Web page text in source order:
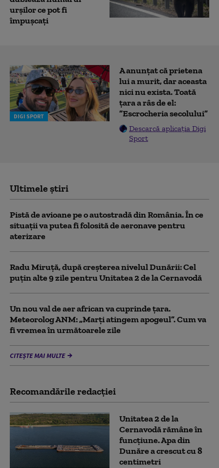
urșilor ce pot fi
împușcați
DIGI SPORT
A anunțat că prietena
lui a murit, dar aceasta
nici nu exista. Toată
țara a râs de el:
”Escrocheria secolului”
Descarcă aplicația Digi
Sport
Ultimele știri
Pistă de avioane pe o autostradă din România. În ce
situații va putea fi folosită de aeronave pentru
aterizare
Radu Miruță, după creșterea nivelul Dunării: Cel
puțin alte 9 zile pentru Unitatea 2 de la Cernavodă
Un nou val de aer african va cuprinde țara.
Meteorolog ANM: „Marți atingem apogeul”. Cum va
fi vremea în următoarele zile
CITEȘTE MAI MULTE
Recomandările redacţiei
Unitatea 2 de la
Cernavodă rămâne în
funcțiune. Apa din
Dunăre a crescut cu 8
centimetri